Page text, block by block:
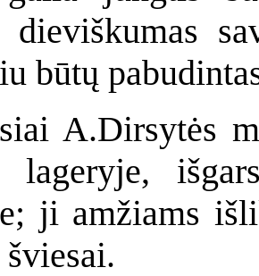
dieviškumas
būtų
A.Dirsytės
lageryje,
ji amžiams